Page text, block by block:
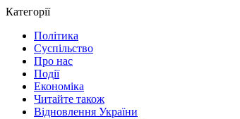
Категорії
Політика
Суспільство
Про нас
Події
Економіка
Читайте також
Відновлення України